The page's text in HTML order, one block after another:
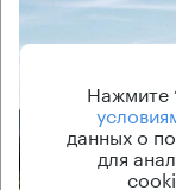
Нажмите
данных о
для